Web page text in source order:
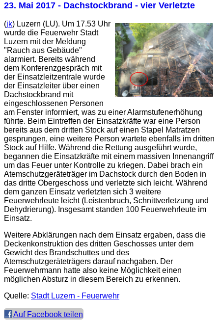
23. Mai 2017 - Dachstockbrand - vier Verletzte
(jk) Luzern (LU). Um 17.53 Uhr
wurde die Feuerwehr Stadt
Luzern mit der Meldung
"Rauch aus Gebäude"
alarmiert. Bereits während
dem Konferenzgespräch mit
der Einsatzleitzentrale wurde
der Einsatzleiter über einen
Dachstockbrand mit
eingeschlossenen Personen
am Fenster informiert, was zu einer Alarmstufenerhöhung
führte. Beim Eintreffen der Einsatzkräfte war eine Person
bereits aus dem dritten Stock auf einen Stapel Matratzen
gesprungen, eine weitere Person wartete ebenfalls im dritten
Stock auf Hilfe. Während die Rettung ausgeführt wurde,
begannen die Einsatzkräfte mit einem massiven Innenangriff
um das Feuer unter Kontrolle zu kriegen. Dabei brach ein
Atemschutzgeräteträger im Dachstock durch den Boden in
das dritte Obergeschoss und verletzte sich leicht. Während
dem ganzen Einsatz verletzten sich 3 weitere
Feuerwehrleute leicht (Leistenbruch, Schnittverletzung und
Dehydrierung). Insgesamt standen 100 Feuerwehrleute im
Einsatz.
Weitere Abklärungen nach dem Einsatz ergaben, dass die
Deckenkonstruktion des dritten Geschosses unter dem
Gewicht des Brandschuttes und des
Atemschutzgeräteträgers darauf nachgaben. Der
Feuerwehrmann hatte also keine Möglichkeit einen
möglichen Absturz in diesem Bereich zu erkennen.
Quelle: Stadt Luzern - Feuerwehr
Auf Facebook teilen